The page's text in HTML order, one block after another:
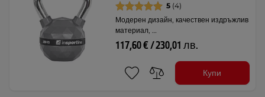
5 (4)
Модерен дизайн, качествен издръжлив
материал, …
117,60 € / 230,01 лв.
Купи